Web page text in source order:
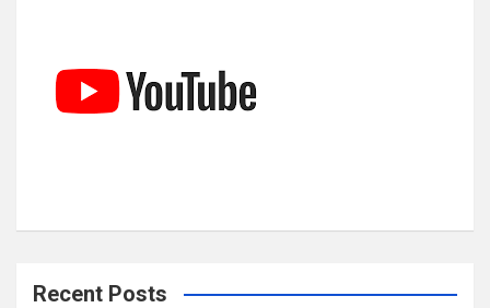
Recent Posts